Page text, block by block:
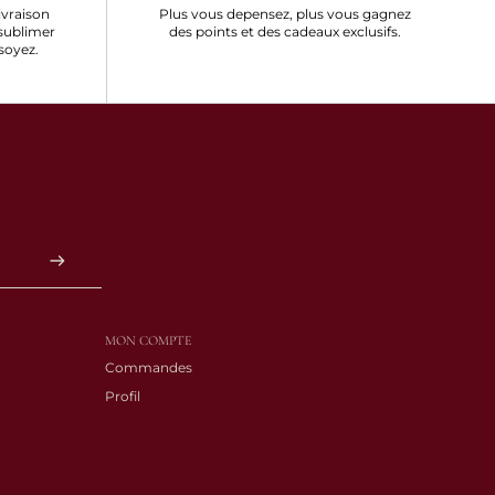
Plus vous depensez, plus vous gagnez
des points et des cadeaux exclusifs.
MON COMPTE
Commandes
Profil